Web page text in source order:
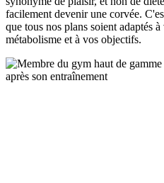
facilement devenir une corvée.
que tous nos plans soient adaptés
métabolisme et à vos objectifs.